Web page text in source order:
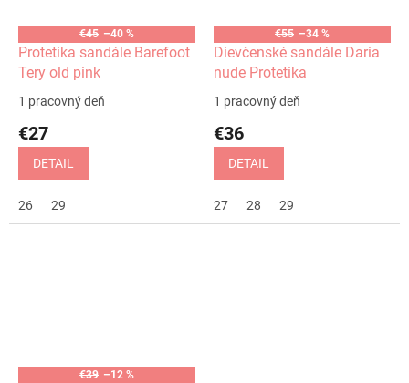
€45 –40 %
Protetika sandále Barefoot
Tery old pink
1 pracovný deň
€27
DETAIL
26 29
€55 –34 %
Dievčenské sandále Daria
nude Protetika
1 pracovný deň
€36
DETAIL
27 28 29
€39 –12 %